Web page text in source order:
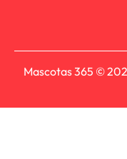
Mascotas 365 ©